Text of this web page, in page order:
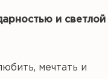
и светлой
мечтать и